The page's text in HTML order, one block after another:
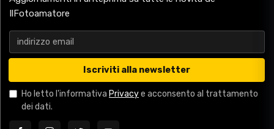
IlFotoamatore
Iscriviti alla newsletter
Ho letto l'informativa Privacye acconsento al trattamento
dei dati.